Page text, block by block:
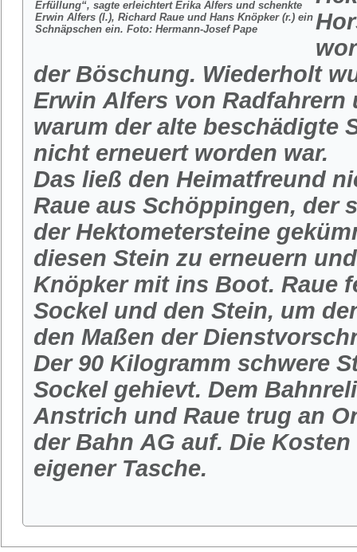
Erfüllung“, sagte erleichtert Erika Alfers und schenkte
Erwin Alfers (l.), Richard Raue und Hans Knöpker (r.) ein
Schnäpschen ein. Foto: Hermann-Josef Pape
der Böschung. Wiederholt
Erwin Alfers von Radfahrern
warum der alte beschädigte
nicht erneuert worden war.
Das ließ den Heimatfreund
Raue aus Schöppingen, der
der Hektometersteine
diesen Stein zu erneuern
Knöpker mit ins Boot. Raue
Sockel und den Stein, um
den Maßen der
Der 90 Kilogramm schwere
Sockel gehievt. Dem
Anstrich und Raue trug an
der Bahn AG auf. Die
eigener Tasche.